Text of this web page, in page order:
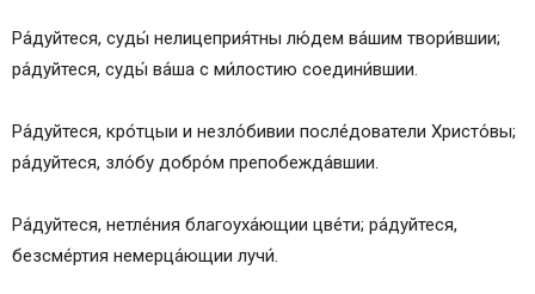
Ра́дуйтеся, суды́ нелицеприя́тны лю́дем ва́шим твори́вшии;
ра́дуйтеся, суды́ ва́ша с ми́лостию соедини́вшии.
Ра́дуйтеся, кро́тцыи и незло́бивии после́дователи Христо́вы;
ра́дуйтеся, зло́бу добро́м препобежда́вшии.
Ра́дуйтеся, нетле́ния благоуха́ющии цве́ти; ра́дуйтеся,
безсме́ртия немерца́ющии лучи́.